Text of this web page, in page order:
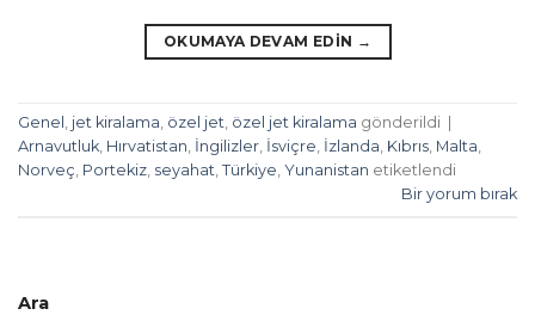
OKUMAYA DEVAM EDIN →
Genel , jet kiralama, özel jet, özel jet kiralama gönderildi
Arnavutluk, Hırvatistan, İngilizler, İsviçre, İzlanda, Kıbrıs, Malta,
Norveç, Portekiz, seyahat, Türkiye, Yunanistan etiketlendi
Bir yorum bırak
Ara